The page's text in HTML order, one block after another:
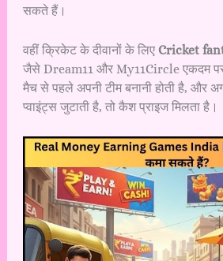
सकते हैं।
वहीं क्रिकेट के दीवानों के लिए Cricket
जैसे Dream11 और My11Circle एकदम
मैच से पहले अपनी टीम बनानी होती है, और
प्वाइंट्स जुटाती है, तो कैश प्राइज मिलता है।